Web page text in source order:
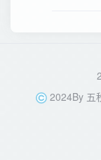
2024By 五